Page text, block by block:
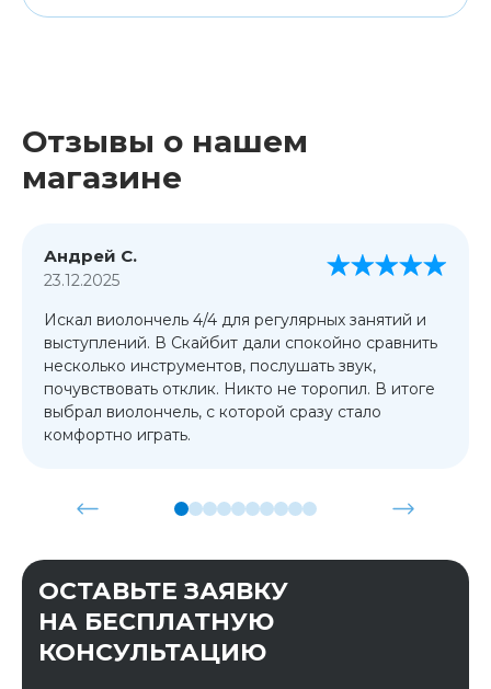
Отзывы о нашем
магазине
Андрей С.
23.12.2025
Искал виолончель 4/4 для регулярных занятий и
выступлений. В Скайбит дали спокойно сравнить
несколько инструментов, послушать звук,
почувствовать отклик. Никто не торопил. В итоге
выбрал виолончель, с которой сразу стало
комфортно играть.
ОСТАВЬТЕ ЗАЯВКУ
НА БЕСПЛАТНУЮ
КОНСУЛЬТАЦИЮ